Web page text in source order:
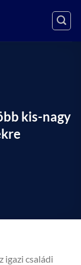
kis-nagy
igazi családi